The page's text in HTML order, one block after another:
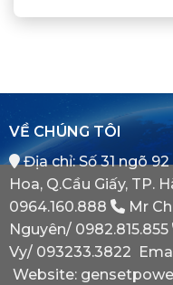
VỀ CHÚNG TÔI
Địa chỉ: Số 31 ngõ
Hoa, Q.Cầu Giấy, TP.
0964.160.888
Mr
Nguyên/ 0982.815.855
Vy/ 093233.3822
Website: